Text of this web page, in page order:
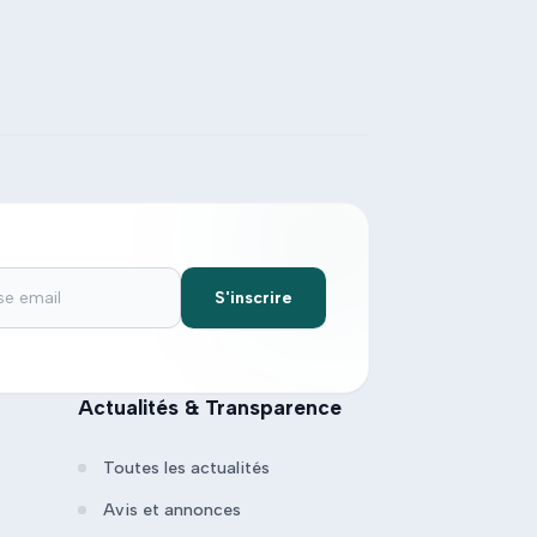
S'inscrire
Actualités & Transparence
Toutes les actualités
Avis et annonces